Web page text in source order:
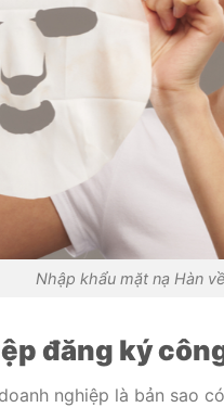
Nhập khẩu mặt nạ Hàn
đăng ký
nghiệp là bản sao